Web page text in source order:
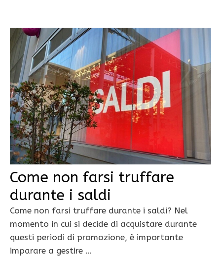
Come non farsi truffare
durante i saldi
Come non farsi truffare durante i saldi? Nel
momento in cui si decide di acquistare durante
questi periodi di promozione, è importante
imparare a gestire …